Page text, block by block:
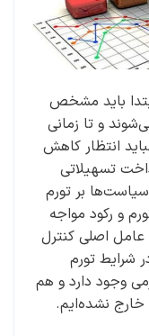
باید مشخص
و تا زمانی
انتظار کاهش
تسهیلاتی
سیاست‌ها بر تورم
و رکود مواجه
اصلی کنترل
شرایط تورم
وجود دارد و هم
نشده‌ایم.